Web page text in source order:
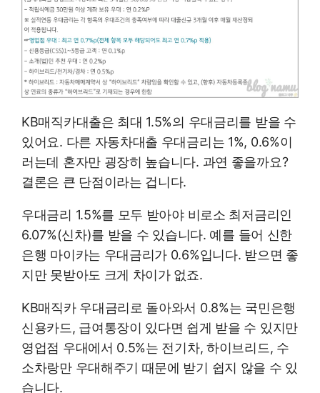
KB매직카대출은 최대 1.5%의 우대금리를 받을 수
있어요. 다른 자동차대출 우대금리는 1%, 0.6%이
러는데 혼자만 굉장히 높습니다. 과연 좋을까요?
결론은 큰 단점이라는 겁니다.
우대금리 1.5%를 모두 받아야 비로소 최저금리인
6.07%(신차)를 받을 수 있습니다. 예를 들어 신한
은행 마이카는 우대금리가 0.6%입니다. 받으면 좋
지만 못받아도 크게 차이가 없죠.
KB매직카 우대금리로 돌아와서 0.8%는 국민은행
신용카드, 급여통장이 있다면 쉽게 받을 수 있지만
영업점 우대에서 0.5%는 전기차, 하이브리드, 수
소차랑만 우대해주기 때문에 받기 쉽지 않을 수 있
습니다.